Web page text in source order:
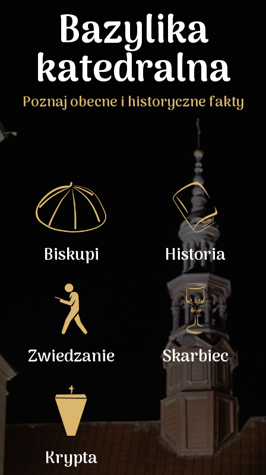
Bazylika
katedralna
Poznaj obecne i historyczne fakty
Biskupi Historia
Zwiedzanie Skarbiec
Krypta